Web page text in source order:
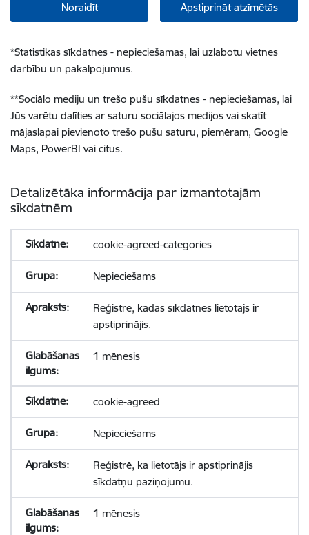
Noraidīt Apstiprināt atzīmētās
*Statistikas sīkdatnes - nepieciešamas, lai uzlabotu vietnes
darbību un pakalpojumus.
**Sociālo mediju un trešo pušu sīkdatnes - nepieciešamas, lai
Jūs varētu dalīties ar saturu sociālajos medijos vai skatīt
mājaslapai pievienoto trešo pušu saturu, piemēram, Google
Maps, PowerBI vai citus.
Detalizētāka informācija par izmantotajām
sīkdatnēm
cookie-agreed-categories
Nepieciešams
Reģistrē, kādas sīkdatnes lietotājs ir
apstiprinājis.
1 mēnesis
cookie-agreed
Nepieciešams
Reģistrē, ka lietotājs ir apstiprinājis
sīkdatņu paziņojumu.
1 mēnesis